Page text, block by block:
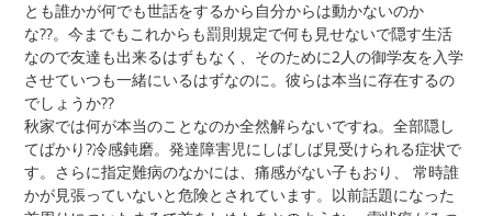
とも誰かが何でも世話をするから自分からは動かないのか
な??。今までもこれからも罰則規定で何も見せないで隠す生活
なので友達も出来るはずもなく、そのために2人の御学友を入学
させていつも一緒にいるはずなのに。彼らは本当に存在するの
でしょうか??
秋家では何が本当のことなのか全然解らないですね。全部隠し
てばかり?冷感鈍磨。発達障害児にしばしば見受けられる症状で
す。さらに指定難病のなかには、痛感がない子もおり、 常時誰
かが見張っていないと危険とされています。以前話題になった